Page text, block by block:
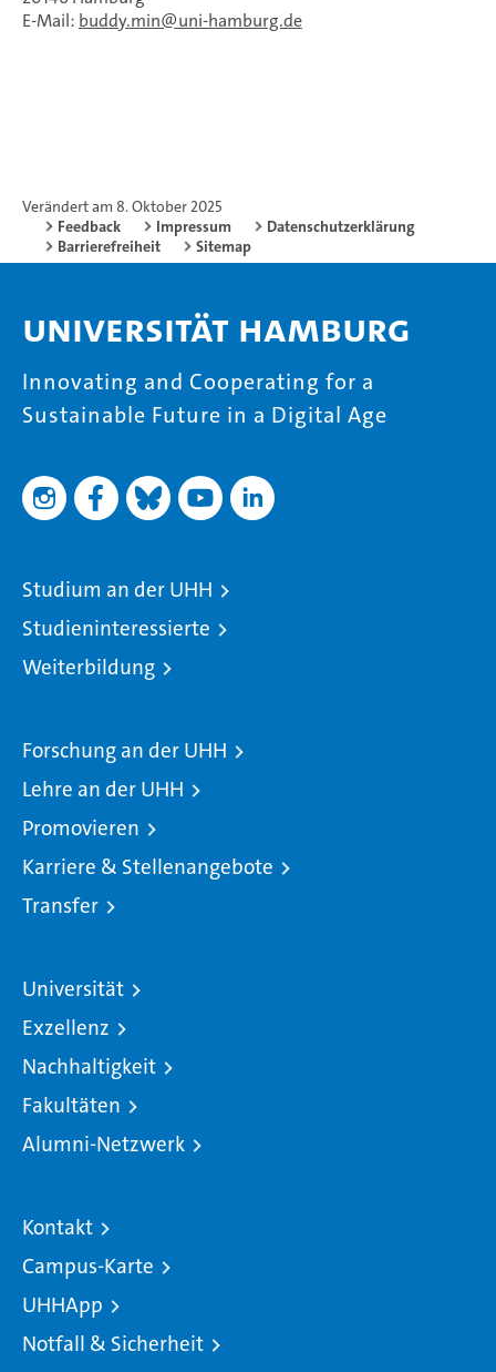
E-Mail: buddy.min uni-hamburg.de
Verändert am 8. Oktober 2025
Feedback
Impressum
Datenschutzerklärung
Barrierefreiheit
Sitemap
Universität Hamburg
Innovating and Cooperating for a
Sustainable Future in a Digital Age
Studium an der UHH
Studieninteressierte
Weiterbildung
Forschung an der UHH
Lehre an der UHH
Promovieren
Karriere & Stellenangebote
Transfer
Universität
Exzellenz
Nachhaltigkeit
Fakultäten
Alumni-Netzwerk
Kontakt
Campus-Karte
UHHApp
Notfall & Sicherheit